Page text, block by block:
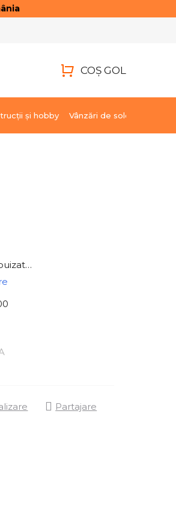
DE
COŞ GOL
și hobby Vânzări de soldare
Partajare